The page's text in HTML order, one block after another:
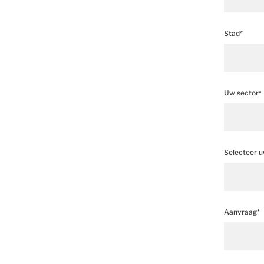
Stad*
Uw sector*
Selecteer
Aanvraag*